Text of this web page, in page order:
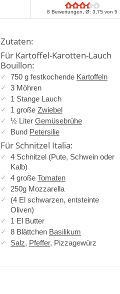
8 Bewertungen, Ø:3,75 von 5
Zutaten:
Für Kartoffel-Karotten-Lauch
Bouillon:
750 g festkochende Kartoffeln
3 Möhren
1 Stange Lauch
1 große Zwiebel
½ Liter Gemüsebrühe
Bund Petersilie
Für Schnitzel Italia:
4 Schnitzel (Pute, Schwein oder
Kalb)
4 große Tomaten
250g Mozzarella
(4 El schwarzen, entsteinte
Oliven)
1 El Butter
8 Blättchen Basilikum
Salz, Pfeffer, Pizzagewürz